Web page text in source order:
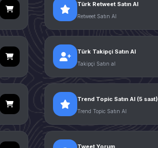
Türk Retweet Satın Al
Retweet Satın Al
Türk Takipçi Satın Al
Takipçi Satın al
Trend Topic Satın Al (5 saat)
Trend Topic Satın Al